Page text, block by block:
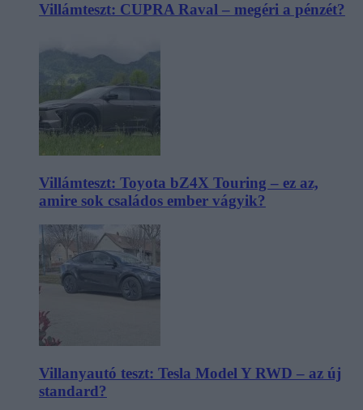
Villámteszt: CUPRA Raval – megéri a pénzét?
Villámteszt: Toyota bZ4X Touring – ez az,
amire sok családos ember vágyik?
Villanyautó teszt: Tesla Model Y RWD – az új
standard?